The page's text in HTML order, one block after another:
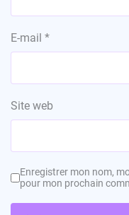
E-mail *
Site web
Enregistrer mon nom,
pour mon prochain